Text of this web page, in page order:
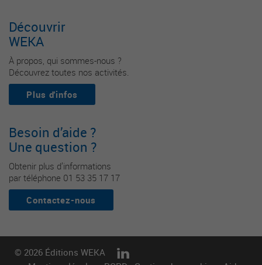
Découvrir
WEKA
À propos, qui sommes-nous ?
Découvrez toutes nos activités.
Plus d'infos
Besoin d’aide ?
Une question ?
Obtenir plus d’informations
par téléphone 01 53 35 17 17
Contactez-nous
© 2026 Éditions WEKA